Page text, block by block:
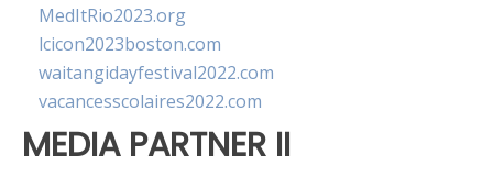
MedItRio2023.org
lcicon2023boston.com
waitangidayfestival2022.com
vacancesscolaires2022.com
MEDIA PARTNER II